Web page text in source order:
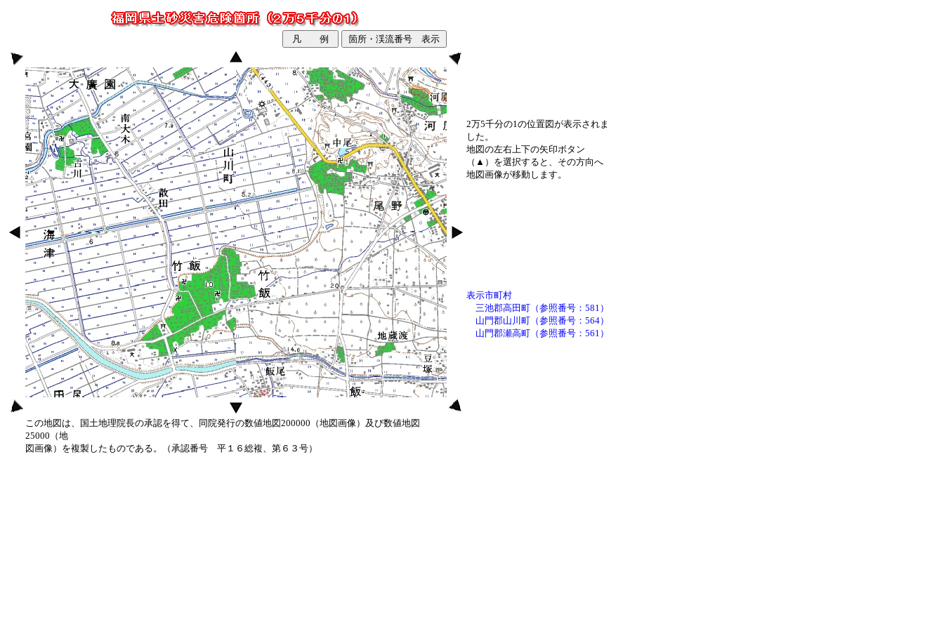
2万5千分の1の位置図が表示されま
した。
地図の左右上下の矢印ボタン
（▲）を選択すると、その方向へ
地図画像が移動します。
表示市町村
三池郡高田町（参照番号：581）
山門郡山川町（参照番号：564）
山門郡瀬高町（参照番号：561）
この地図は、国土地理院長の承認を得て、同院発行の数値地図200000（地図画像）及び数値地図
25000（地
図画像）を複製したものである。（承認番号 平１６総複、第６３号）